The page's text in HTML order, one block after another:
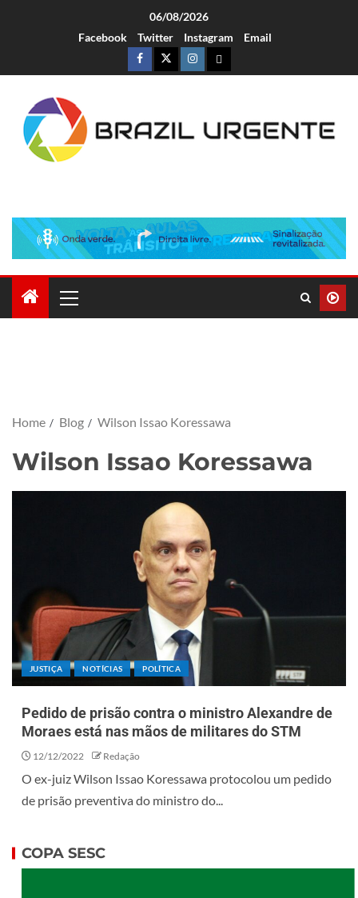
06/08/2026
Facebook
Twitter Instagram Email
Home Blog Wilson Issao Koressawa
Wilson Issao Koressawa
JUSTIÇA NOTÍCIAS POLÍTICA
Pedido de prisão contra o ministro Alexandre de
Moraes está nas mãos de militares do STM
12/12/2022 Redação
O ex-juiz Wilson Issao Koressawa protocolou um pedido
de prisão preventiva do ministro do...
COPA SESC